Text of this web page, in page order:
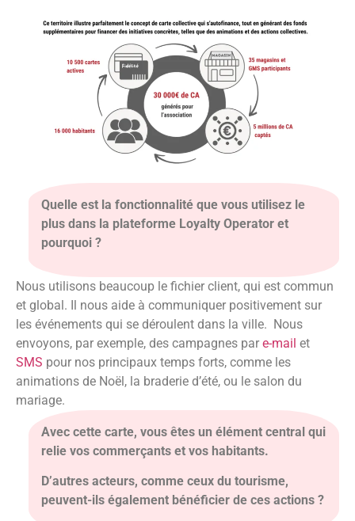
Quelle est la fonctionnalité que vous utilisez le
plus dans la plateforme Loyalty Operator et
pourquoi ?
Nous utilisons beaucoup le fichier client, qui est commun
et global. Il nous aide à communiquer positivement sur
les événements qui se déroulent dans la ville. Nous
envoyons, par exemple, des campagnes par e-mail et
SMS pour nos principaux temps forts, comme les
animations de Noël, la braderie d’été, ou le salon du
mariage.
Avec cette carte, vous êtes un élément central qui
relie vos commerçants et vos habitants.
D’autres acteurs, comme ceux du tourisme,
peuvent-ils également bénéficier de ces actions ?